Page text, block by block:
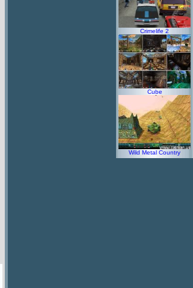
Crimelife 2
Cube
Wild Metal Country